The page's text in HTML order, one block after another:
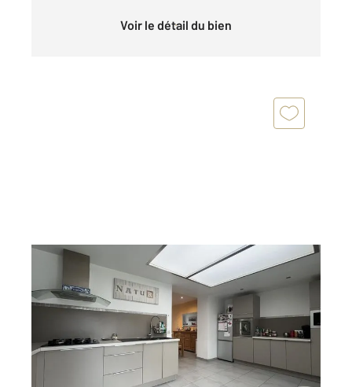
Voir le détail du bien
WASQUEHAL 59
85 m , 4 pièces
Ref : 1233
Maison à vendre
292 000 €